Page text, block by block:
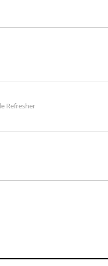
Refresher